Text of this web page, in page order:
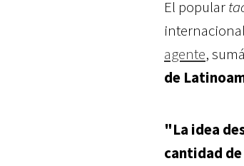
El popular
agente,
de
"La idea
cantidad